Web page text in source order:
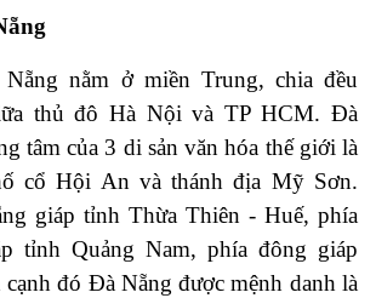
nằm ở miền Trung, chia đều
thủ đô Hà Nội và TP HCM. Đà
tâm của 3 di sản văn hóa thế giới là
cổ Hội An và thánh địa Mỹ Sơn.
giáp tỉnh Thừa Thiên - Huế, phía
tỉnh Quảng Nam, phía đông giáp
đó Đà Nẵng được mệnh danh là